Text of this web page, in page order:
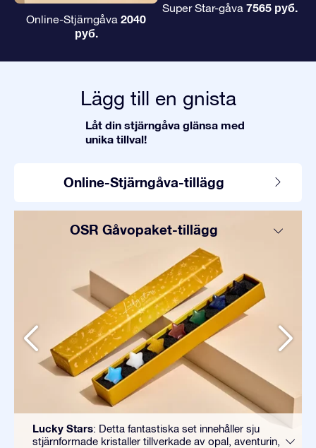
Online-Stjärngåva 2040
руб.
Super Star-gåva 7565 руб.
Lägg till en gnista
Låt din stjärngåva glänsa med
unika tillval!
Online-Stjärngåva-tillägg
OSR Gåvopaket-tillägg
Lucky Stars: Detta fantastiska set innehåller sju
stjärnformade kristaller tillverkade av opal, aventurin,